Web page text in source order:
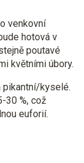
venkovní
hotová v
poutavé
květními úbory.
pikantní/kyselé.
30 %, což
euforií.